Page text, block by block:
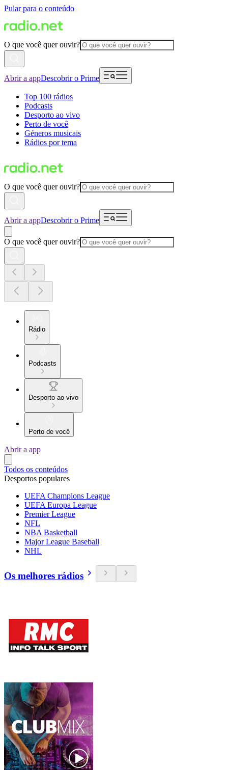
Pular para o conteúdo
O que você quer ouvir?
Abrir a appDescobrir o Prime
Top 100 rádios
Podcasts
Desporto ao vivo
Perto de você
Géneros musicais
Rádios por tema
O que você quer ouvir?
Abrir a appDescobrir o Prime
O que você quer ouvir?
Rádio
Podcasts
Desporto ao vivo
Perto de você
Abrir a app
Todos os conteúdos
Desportos populares
UEFA Champions League
UEFA Europa League
Premier League
NFL
NBA Basketball
Major League Baseball
NHL
Os melhores rádios